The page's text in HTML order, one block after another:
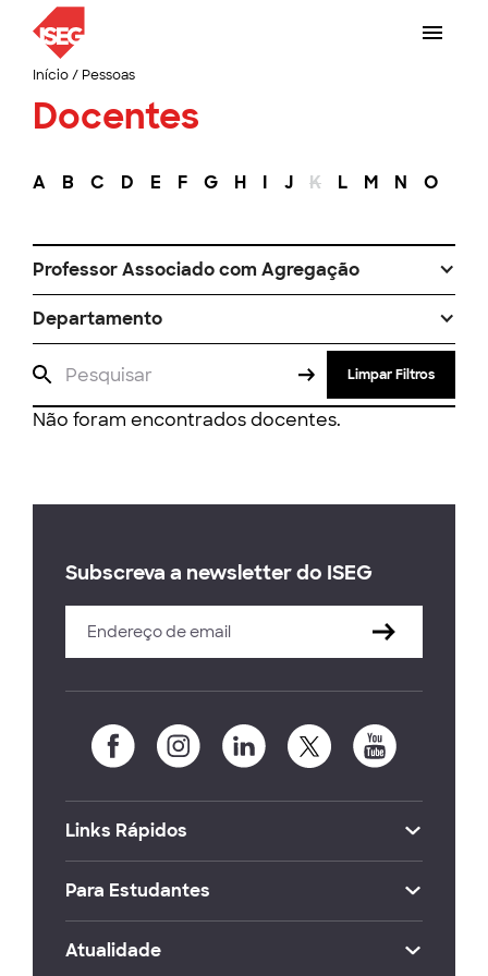
Início/ Pessoas
Docentes
A B C D E F G H I J K L M N O
Professor Associado com Agregação
Departamento
Limpar Filtros
Não foram encontrados docentes.
Subscreva a newsletter do ISEG
Links Rápidos
Para Estudantes
Atualidade